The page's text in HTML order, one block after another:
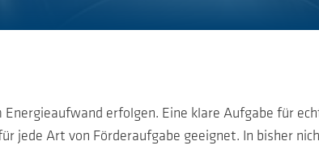
erfolgen. Eine klare Aufgabe für
jede Art von Förderaufgabe geeignet. In bisher